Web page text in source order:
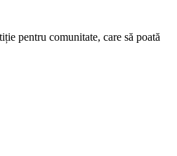
pentru comunitate, care să poată